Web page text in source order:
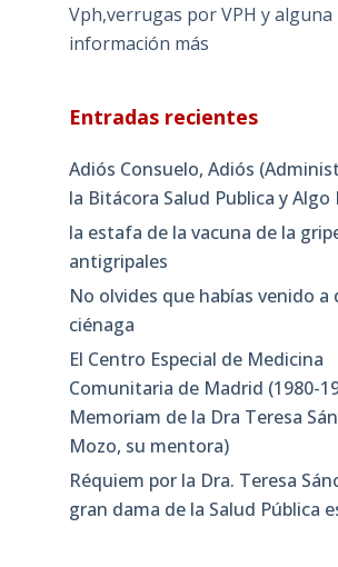
Vph,verrugas por VPH y alguna
información más
Entradas recientes
Adiós Consuelo, Adiós
la Bitácora Salud Publica y Algo
la estafa de la vacuna de la
antigripales
No olvides que habías venido a
ciénaga
El Centro Especial de Medicina
Comunitaria de Madrid (1980-
Memoriam de la Dra Teresa
Mozo, su mentora)
Réquiem por la Dra. Teresa
gran dama de la Salud Pública